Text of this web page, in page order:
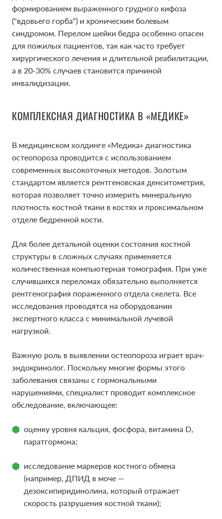
формированием выраженного грудного кифоза
("вдовьего горба") и хроническим болевым
синдромом. Перелом шейки бедра особенно опасен
для пожилых пациентов, так как часто требует
хирургического лечения и длительной реабилитации,
а в 20-30% случаев становится причиной
инвалидизации.
КОМПЛЕКСНАЯ ДИАГНОСТИКА В «МЕДИКЕ»
В медицинском холдинге «Медика» диагностика
остеопороза проводится с использованием
современных высокоточных методов. Золотым
стандартом является рентгеновская денситометрия
которая позволяет точно измерить минеральную
плотность костной ткани в костях и проксимальном
отделе бедренной кости.
Для более детальной оценки состояния костной
структуры в сложных случаях применяется
количественная компьютерная томография. При уже
случившихся переломах обязательно выполняется
рентгенография пораженного отдела скелета. Все
исследования проводятся на оборудовании
экспертного класса с минимальной лучевой
нагрузкой.
Важную роль в выявлении остеопороза играет врач-
эндокринолог. Поскольку многие формы этого
заболевания связаны с гормональными
нарушениями, специалист проводит комплексное
обследование, включающее:
оценку уровня кальция, фосфора, витамина D,
паратгормона;
исследование маркеров костного обмена
(например, ДПИД в моче —
дезоксипиридинолина, который отражает
скорость разрушения костной ткани);